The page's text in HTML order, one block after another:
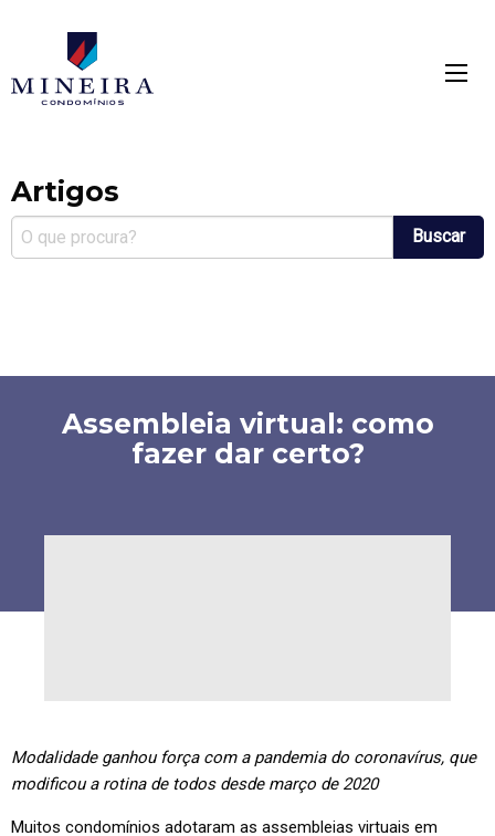
Mineira condomínios
Artigos
Buscar
Assembleia virtual: como
fazer dar certo?
Modalidade ganhou força com a pandemia do coronavírus, que
modificou a rotina de todos desde março de 2020
Muitos condomínios adotaram as assembleias virtuais em